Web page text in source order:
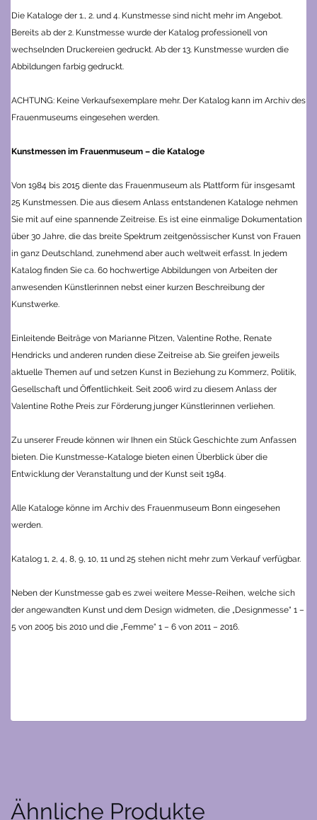
Die Kataloge der 1., 2. und 4. Kunstmesse sind nicht mehr im Angebot.
Bereits ab der 2. Kunstmesse wurde der Katalog professionell von
wechselnden Druckereien gedruckt. Ab der 13. Kunstmesse wurden die
Abbildungen farbig gedruckt.
ACHTUNG: Keine Verkaufsexemplare mehr. Der Katalog kann im Archiv des
Frauenmuseums eingesehen werden.
Kunstmessen im Frauenmuseum – die Kataloge
Von 1984 bis 2015 diente das Frauenmuseum als Plattform für insgesamt
25 Kunstmessen. Die aus diesem Anlass entstandenen Kataloge nehmen
Sie mit auf eine spannende Zeitreise. Es ist eine einmalige Dokumentation
über 30 Jahre, die das breite Spektrum zeitgenössischer Kunst von Frauen
in ganz Deutschland, zunehmend aber auch weltweit erfasst. In jedem
Katalog finden Sie ca. 60 hochwertige Abbildungen von Arbeiten der
anwesenden Künstlerinnen nebst einer kurzen Beschreibung der
Kunstwerke.
Einleitende Beiträge von Marianne Pitzen, Valentine Rothe, Renate
Hendricks und anderen runden diese Zeitreise ab. Sie greifen jeweils
aktuelle Themen auf und setzen Kunst in Beziehung zu Kommerz, Politik,
Gesellschaft und Öffentlichkeit. Seit 2006 wird zu diesem Anlass der
Valentine Rothe Preis zur Förderung junger Künstlerinnen verliehen.
Zu unserer Freude können wir Ihnen ein Stück Geschichte zum Anfassen
bieten. Die Kunstmesse-Kataloge bieten einen Überblick über die
Entwicklung der Veranstaltung und der Kunst seit 1984.
Alle Kataloge könne im Archiv des Frauenmuseum Bonn eingesehen
werden.
Katalog 1, 2, 4, 8, 9, 10, 11 und 25 stehen nicht mehr zum Verkauf verfügbar.
Neben der Kunstmesse gab es zwei weitere Messe-Reihen, welche sich
der angewandten Kunst und dem Design widmeten, die „Designmesse“ 1 –
5 von 2005 bis 2010 und die „Femme“ 1 – 6 von 2011 – 2016.
Ähnliche Produkte